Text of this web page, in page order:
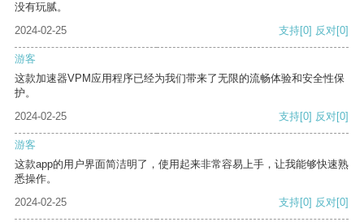
没有玩腻。
2024-02-25
支持[0] 反对[0]
游客
这款加速器VPM应用程序已经为我们带来了无限的流畅体验和安全性保
护。
2024-02-25
支持[0] 反对[0]
游客
这款app的用户界面简洁明了，使用起来非常容易上手，让我能够快速熟
悉操作。
2024-02-25
支持[0] 反对[0]